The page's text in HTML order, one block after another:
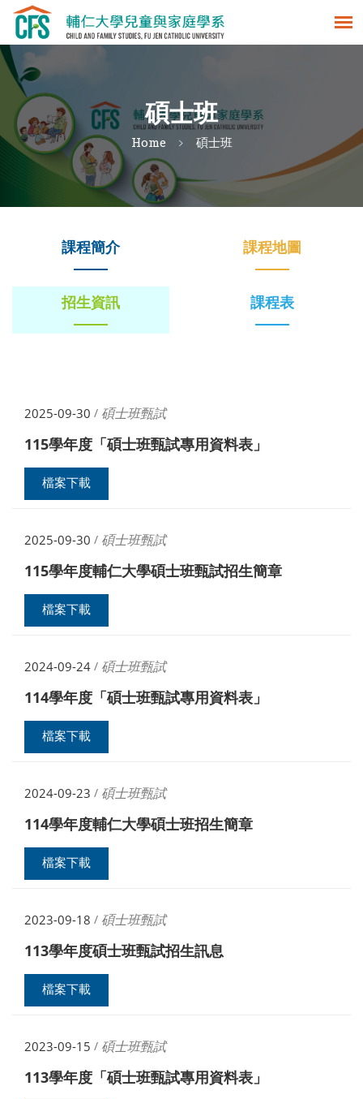
碩士班
Home 碩士班
課程簡介 課程地圖
招生資訊 課程表
2025-09-30 / 碩士班甄試
115學年度「碩士班甄試專用資料表」
檔案下載
2025-09-30 / 碩士班甄試
115學年度輔仁大學碩士班甄試招生簡章
檔案下載
2024-09-24 / 碩士班甄試
114學年度「碩士班甄試專用資料表」
檔案下載
2024-09-23 / 碩士班甄試
114學年度輔仁大學碩士班招生簡章
檔案下載
2023-09-18 / 碩士班甄試
113學年度碩士班甄試招生訊息
檔案下載
2023-09-15 / 碩士班甄試
113學年度「碩士班甄試專用資料表」